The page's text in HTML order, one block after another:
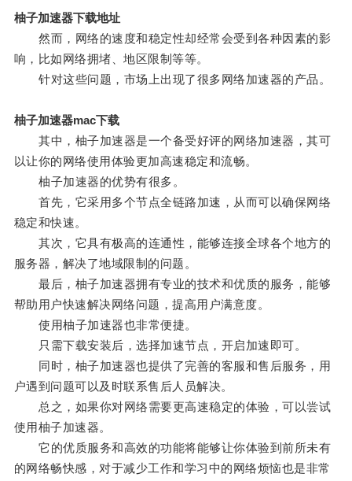
柚子加速器下载地址
然而，网络的速度和稳定性却经常会受到各种因素的影
响，比如网络拥堵、地区限制等等。
针对这些问题，市场上出现了很多网络加速器的产品。
柚子加速器mac下载
其中，柚子加速器是一个备受好评的网络加速器，其可
以让你的网络使用体验更加高速稳定和流畅。
柚子加速器的优势有很多。
首先，它采用多个节点全链路加速，从而可以确保网络
稳定和快速。
其次，它具有极高的连通性，能够连接全球各个地方的
服务器，解决了地域限制的问题。
最后，柚子加速器拥有专业的技术和优质的服务，能够
帮助用户快速解决网络问题，提高用户满意度。
使用柚子加速器也非常便捷。
只需下载安装后，选择加速节点，开启加速即可。
同时，柚子加速器也提供了完善的客服和售后服务，用
户遇到问题可以及时联系售后人员解决。
总之，如果你对网络需要更高速稳定的体验，可以尝试
使用柚子加速器。
它的优质服务和高效的功能将能够让你体验到前所未有
的网络畅快感，对于减少工作和学习中的网络烦恼也是非常